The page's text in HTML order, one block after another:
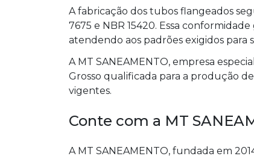
A fabricação dos tubos flangeados
7675 e NBR 15420. Essa
atendendo aos padrões exigidos para
A MT SANEAMENTO, empresa
Grosso qualificada para a produção
vigentes.
Conte com a MT
A MT SANEAMENTO, fundada em